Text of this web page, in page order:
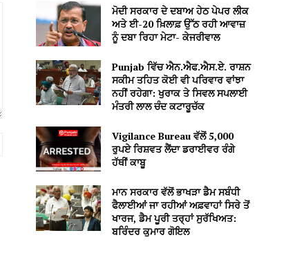
Website:
ਮੋਦੀ ਸਰਕਾਰ ਦੇ ਦਬਾਅ ਹੇਠ ਪੇਪਰ ਲੀਕ
ਅਤੇ ਈ-20 ਖ਼ਿਲਾਫ਼ ਉੱਠ ਰਹੀ ਆਵਾਜ਼
ਨੂੰ ਦਬਾ ਰਿਹਾ ਮੇਟਾ- ਕੇਜਰੀਵਾਲ
Punjab ਵਿੱਚ ਐਨ.ਐਫ.ਐਸ.ਏ. ਰਾਸ਼ਨ
ਸਕੀਮ ਤਹਿਤ ਕੋਈ ਵੀ ਪਰਿਵਾਰ ਵਾਂਝਾ
ਨਹੀਂ ਰਹੇਗਾ: ਖੁਰਾਕ ਤੇ ਸਿਵਲ ਸਪਲਾਈ
ਮੰਤਰੀ ਲਾਲ ਚੰਦ ਕਟਾਰੂਚੱਕ
Vigilance Bureau ਵੱਲੋਂ 5,000
ਰੁਪਏ ਰਿਸ਼ਵਤ ਲੈਂਦਾ ਡਰਾਈਵਰ ਰੰਗੇ
ਹੱਥੀਂ ਕਾਬੂ
ਮਾਨ ਸਰਕਾਰ ਵੱਲੋਂ ਭਾਖੜਾ ਡੈਮ ਸਬੰਧੀ
ਫੈਲਾਈਆਂ ਜਾ ਰਹੀਆਂ ਅਫ਼ਵਾਹਾਂ ਸਿਰੇ ਤੋਂ
ਖਾਰਜ, ਡੈਮ ਪੂਰੀ ਤਰ੍ਹਾਂ ਸੁਰੱਖਿਅਤ:
ਬਰਿੰਦਰ ਕੁਮਾਰ ਗੋਇਲ